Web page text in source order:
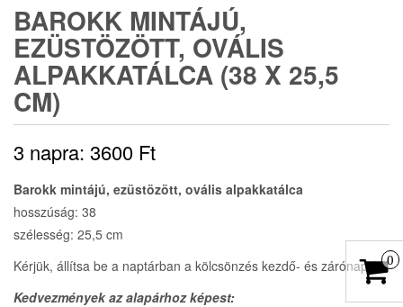
BAROKK MINTÁJÚ,
EZÜSTÖZÖTT, OVÁLIS
ALPAKKATÁLCA (38 X 25,5
CM)
3 napra: 3600 Ft
Barokk mintájú, ezüstözött, ovális alpakkatálca
hosszúság: 38
szélesség: 25,5 cm
Kérjük, állítsa be a naptárban a kölcsönzés kezdő- és zárónapját.
Kedvezmények az alapárhoz képest:
0